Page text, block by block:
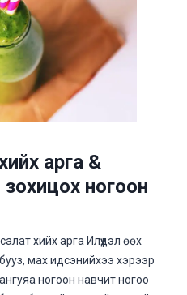
арга &
зохицох ногоон
салат хийх арга Илүүдэл өөх
мах идсэнийхээ хэрээр
ногоон навчит ногоо